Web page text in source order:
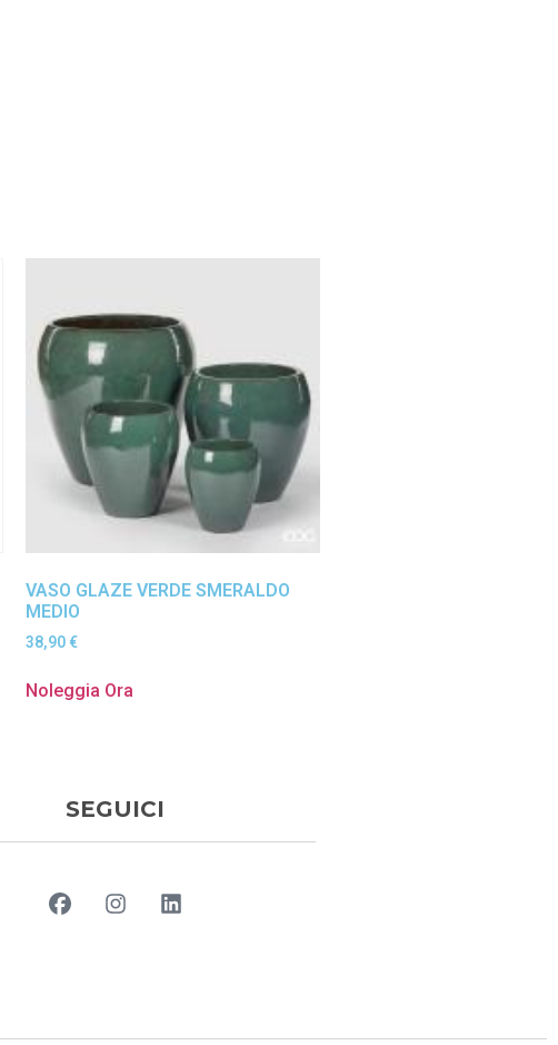
VASO GLAZE VERDE SMERALDO
MEDIO
38,90 €
Noleggia Ora
SEGUICI